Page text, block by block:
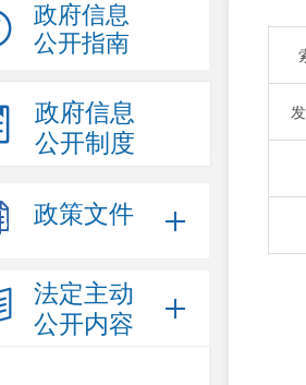
政府信息
公开指南
政府信息
公开制度
政策文件
法定主动
公开内容